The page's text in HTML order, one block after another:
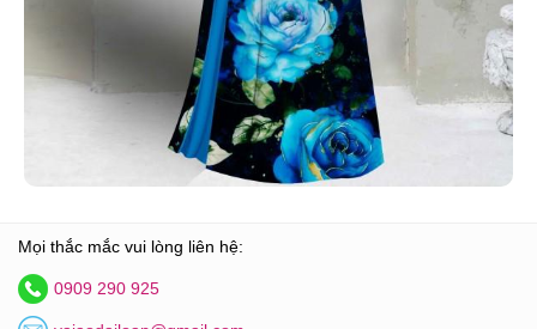
Mọi thắc mắc vui lòng liên hệ:
0909 290 925